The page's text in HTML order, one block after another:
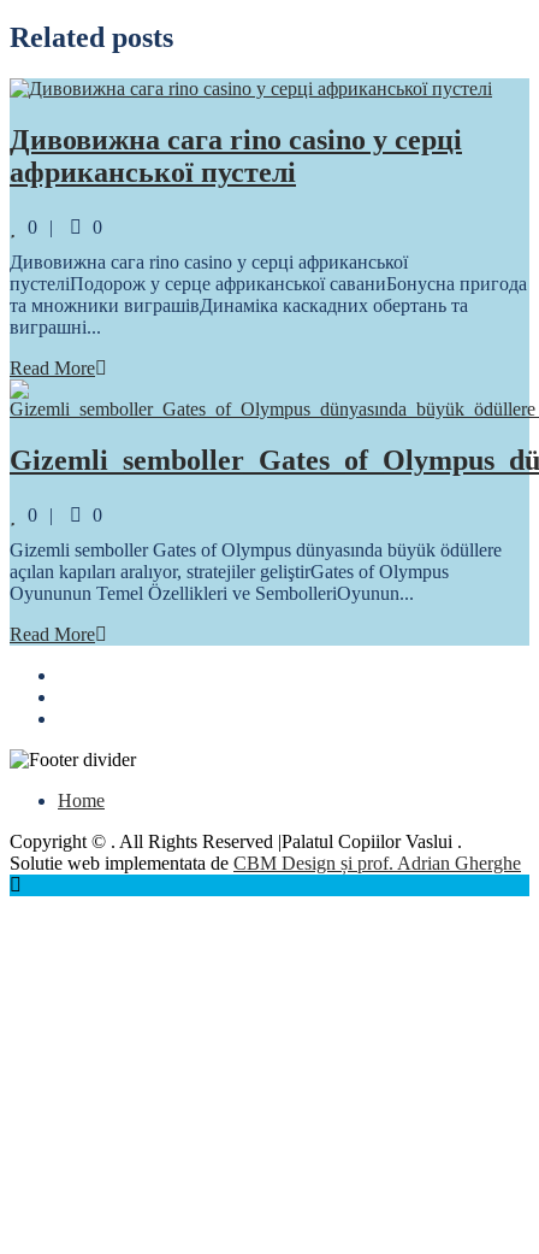
Related posts
Дивовижна сага rino casino у серці
африканської пустелі
0 Comments
0
Дивовижна сага rino casino у серці африканської
пустеліПодорож у серце африканської саваниБонусна пригода
та множники виграшівДинаміка каскадних обертань та
виграшні...
Read More
0 Comments
0
Gizemli semboller Gates of Olympus dünyasında büyük ödüllere
açılan kapıları aralıyor, stratejiler geliştirGates of Olympus
Oyununun Temel Özellikleri ve SembolleriOyunun...
Read More
Home
Copyright © . All Rights Reserved |Palatul Copiilor Vaslui .
Solutie web implementata de CBM Design și prof. Adrian Gherghe